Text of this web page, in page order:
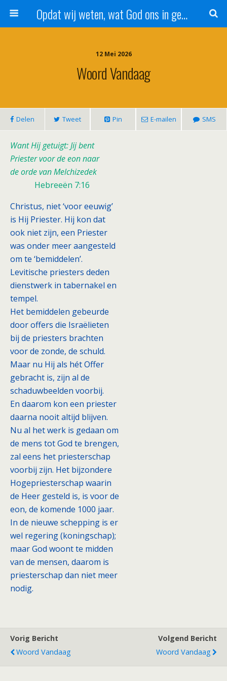
Opdat wij weten, wat God ons in genade schenkt!
12 Mei 2026
Woord Vandaag
Delen Tweet Pin E-mailen SMS
Want Hij getuigt: Jij bent
Priester voor de eon naar
de orde van Melchizedek
Hebreeën 7:16
Christus, niet ‘voor eeuwig’
is Hij Priester. Hij kon dat
ook niet zijn, een Priester
was onder meer aangesteld
om te ‘bemiddelen’.
Levitische priesters deden
dienstwerk in tabernakel en
tempel.
Het bemiddelen gebeurde
door offers die Israëlieten
bij de priesters brachten
voor de zonde, de schuld.
Maar nu Hij als hét Offer
gebracht is, zijn al de
schaduwbeelden voorbij.
En daarom kon een priester
daarna nooit altijd blijven.
Nu al het werk is gedaan om
de mens tot God te brengen,
zal eens het priesterschap
voorbij zijn. Het bijzondere
Hogepriesterschap waarin
de Heer gesteld is, is voor de
eon, de komende 1000 jaar.
In de nieuwe schepping is er
wel regering (koningschap);
maar God woont te midden
van de mensen, daarom is
priesterschap dan niet meer
nodig.
Vorig Bericht
Woord Vandaag
Volgend Bericht
Woord Vandaag